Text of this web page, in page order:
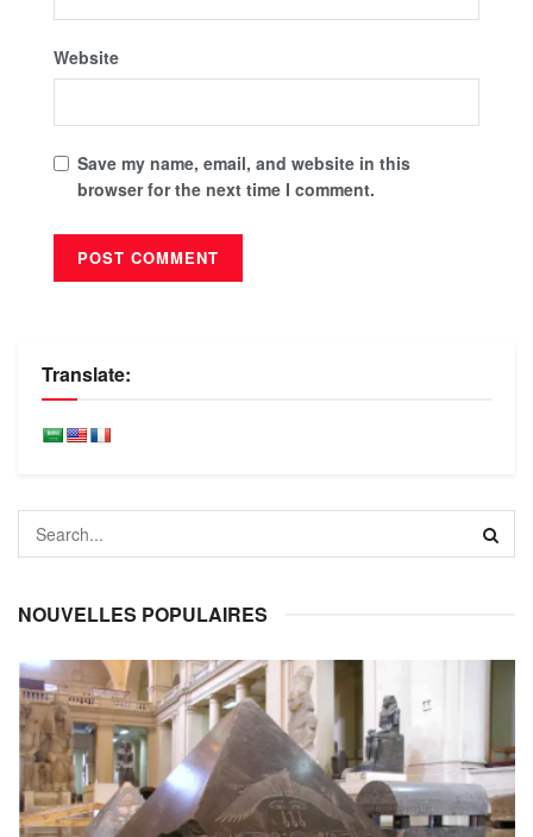
Website
Save my name, email, and website in this
browser for the next time I comment.
Translate:
NOUVELLES POPULAIRES